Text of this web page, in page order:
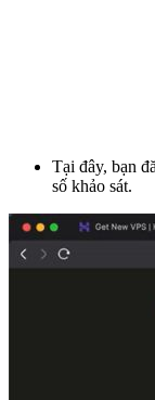
Tại đây, bạn
số khảo sát.